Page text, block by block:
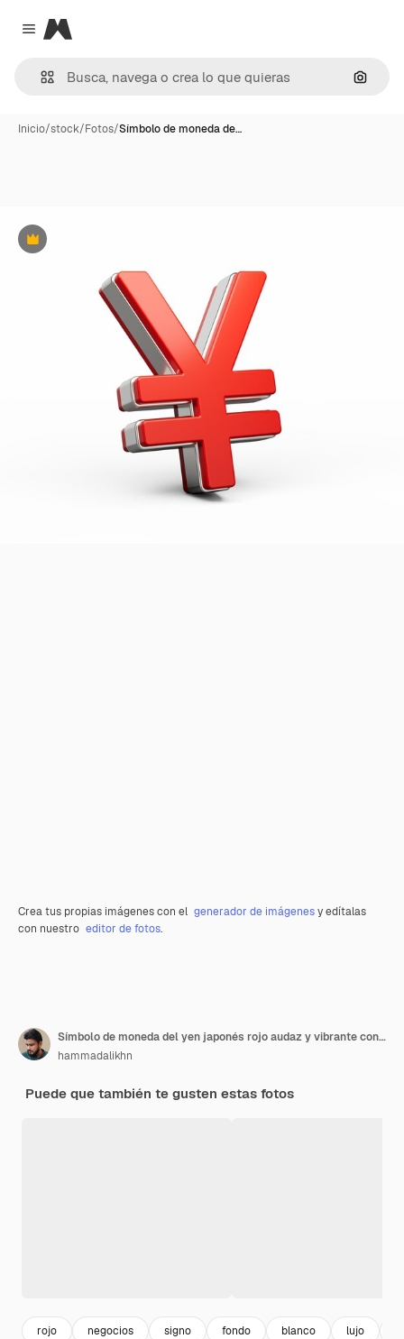
Close menu
Magnific
Inicio/stock/Fotos/Símbolo de moneda de…
Premium
Crea tus propias imágenes con el generador de imágenesy edítalas
con nuestro editor de fotos.
Símbolo de moneda del yen japonés rojo audaz y vibrante con una ilustración 3D de brillo metálico elegante
hammadalikhn
Puede que también te gusten estas fotos
rojo negocios signo fondo blanco lujo